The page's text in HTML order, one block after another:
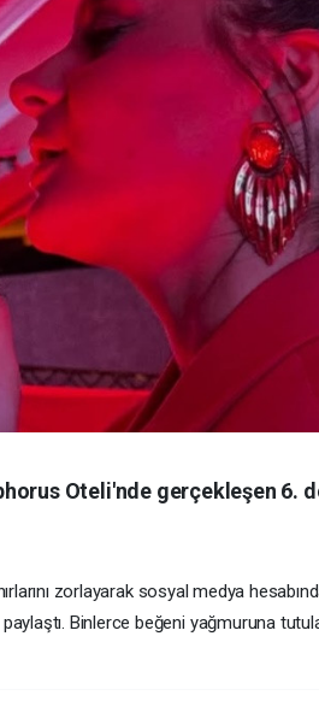
Oteli'nde gerçekleşen 6.
zorlayarak sosyal medya
Binlerce beğeni yağmuruna